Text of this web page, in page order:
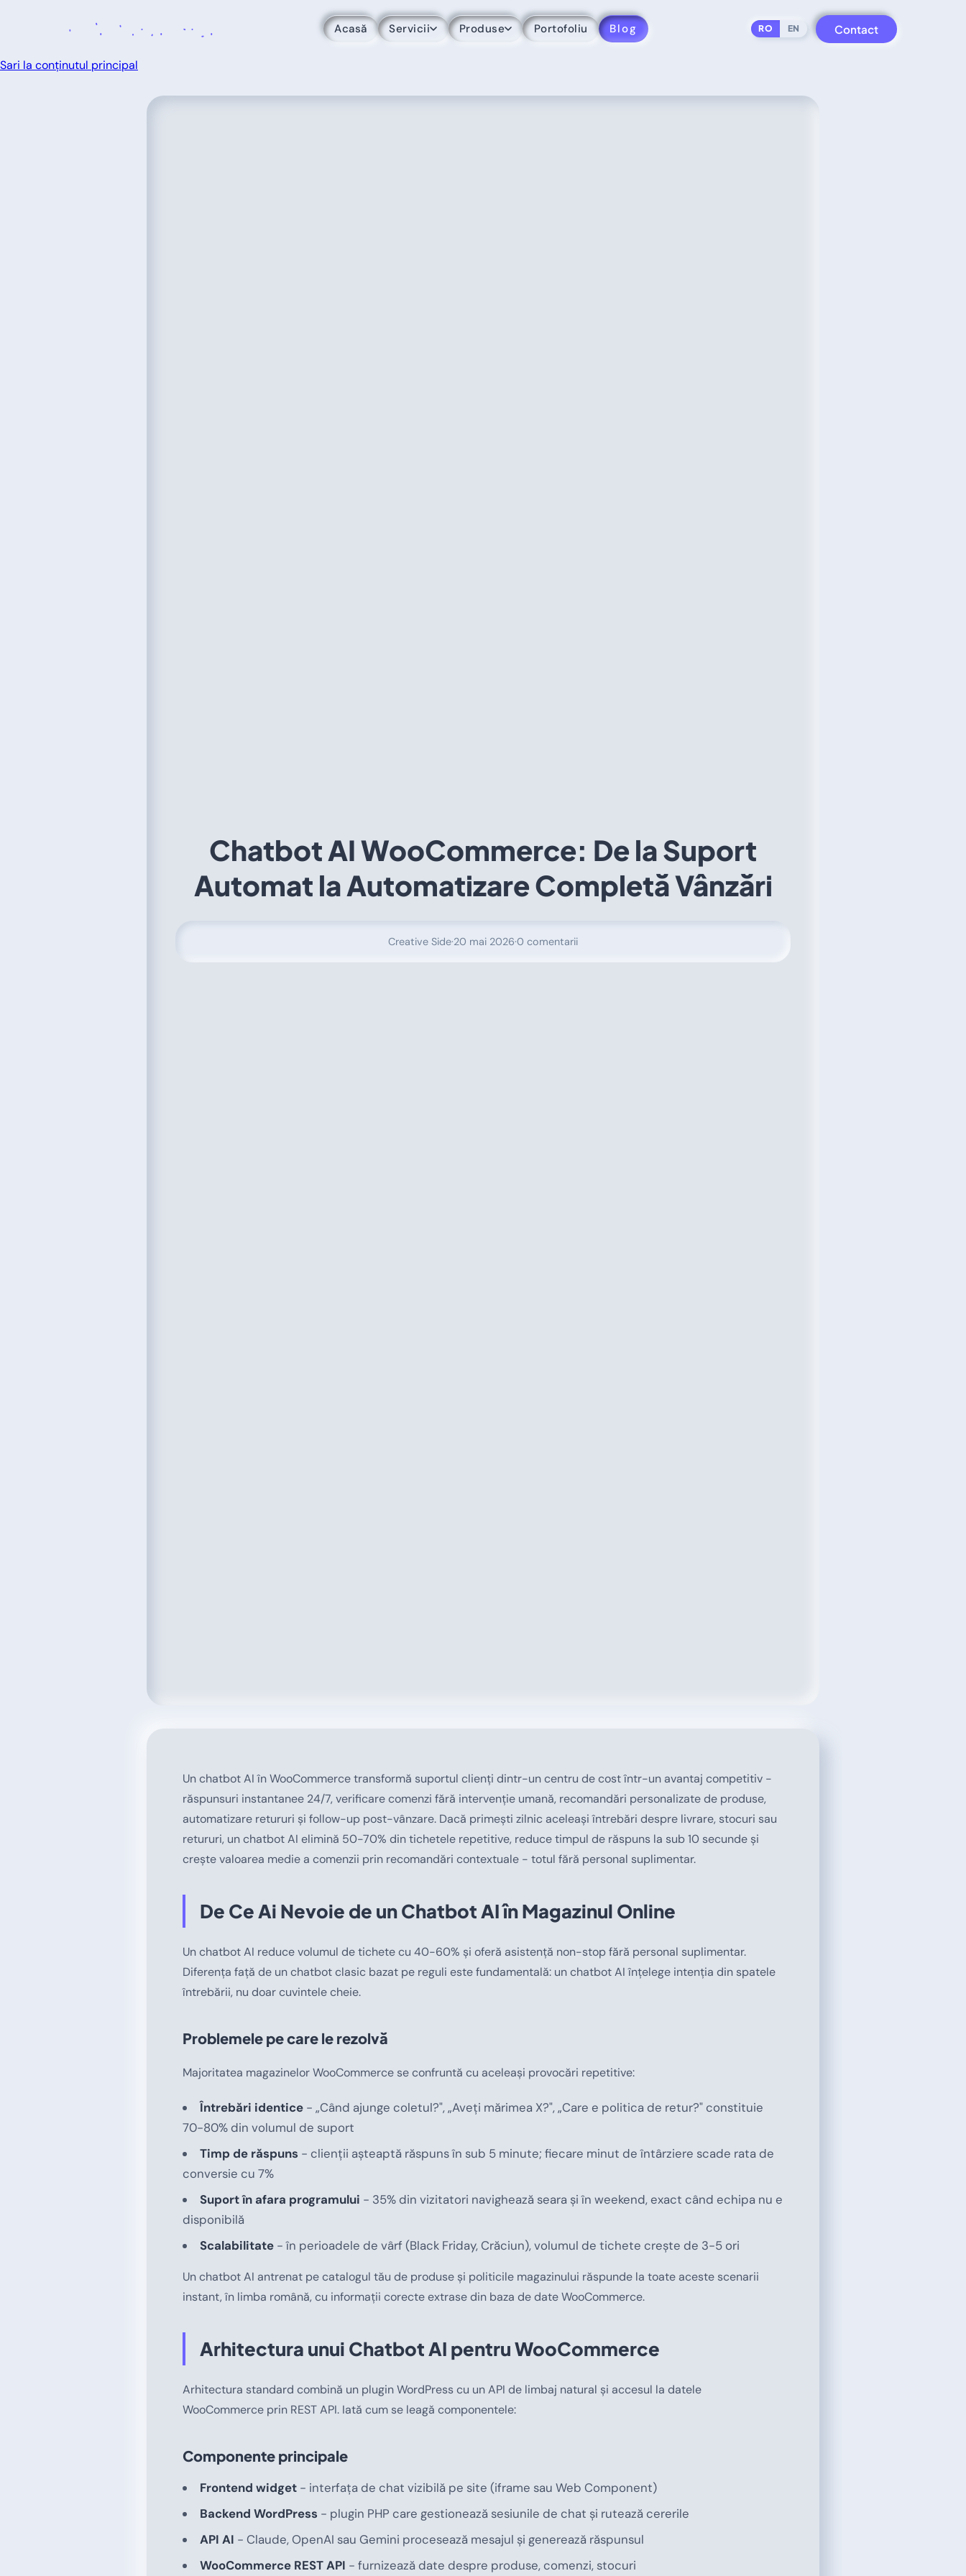
Acasă Servicii Produse Portofoliu Blog RO EN Contact
Sari la conținutul principal
Chatbot AI WooCommerce: De la Suport
Automat la Automatizare Completă Vânzări
Creative Side·20 mai 2026·0 comentarii
Un chatbot AI în WooCommerce transformă suportul clienți dintr-un centru de cost într-un avantaj competitiv -
răspunsuri instantanee 24/7, verificare comenzi fără intervenție umană, recomandări personalizate de produse,
automatizare retururi și follow-up post-vânzare. Dacă primești zilnic aceleași întrebări despre livrare, stocuri sau
retururi, un chatbot AI elimină 50-70% din tichetele repetitive, reduce timpul de răspuns la sub 10 secunde și
crește valoarea medie a comenzii prin recomandări contextuale - totul fără personal suplimentar.
De Ce Ai Nevoie de un Chatbot AI în Magazinul Online
Un chatbot AI reduce volumul de tichete cu 40-60% și oferă asistență non-stop fără personal suplimentar.
Diferența față de un chatbot clasic bazat pe reguli este fundamentală: un chatbot AI înțelege intenția din spatele
întrebării, nu doar cuvintele cheie.
Problemele pe care le rezolvă
Majoritatea magazinelor WooCommerce se confruntă cu aceleași provocări repetitive:
Întrebări identice- „Când ajunge coletul?", „Aveți mărimea X?", „Care e politica de retur?" constituie
70-80% din volumul de suport
Timp de răspuns - clienții așteaptă răspuns în sub 5 minute; fiecare minut de întârziere scade rata de
conversie cu 7%
Suport în afara programului - 35% din vizitatori navighează seara și în weekend, exact când echipa nu e
disponibilă
Scalabilitate- în perioadele de vârf (Black Friday, Crăciun), volumul de tichete crește de 3-5 ori
Un chatbot AI antrenat pe catalogul tău de produse și politicile magazinului răspunde la toate aceste scenarii
instant, în limba română, cu informații corecte extrase din baza de date WooCommerce.
Arhitectura unui Chatbot AI pentru WooCommerce
Arhitectura standard combină un plugin WordPress cu un API de limbaj natural și accesul la datele
WooCommerce prin REST API. Iată cum se leagă componentele:
Componente principale
Frontend widget- interfața de chat vizibilă pe site (iframe sau Web Component)
Backend WordPress - plugin PHP care gestionează sesiunile de chat și rutează cererile
API AI - Claude, OpenAI sau Gemini procesează mesajul și generează răspunsul
WooCommerce REST API - furnizează date despre produse, comenzi, stocuri